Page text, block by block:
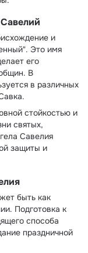
и
Это имя
его
В
в различных
стойкостью и
святых,
Савелия
защиты и
быть как
Подготовка к
способа
праздничной